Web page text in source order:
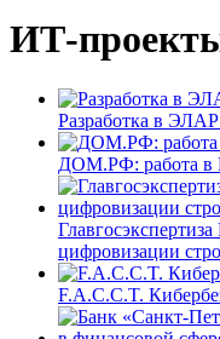
ИТ-
Разработка в
ДОМ.РФ: работа в
цифровизации
F.A.C.C.T.